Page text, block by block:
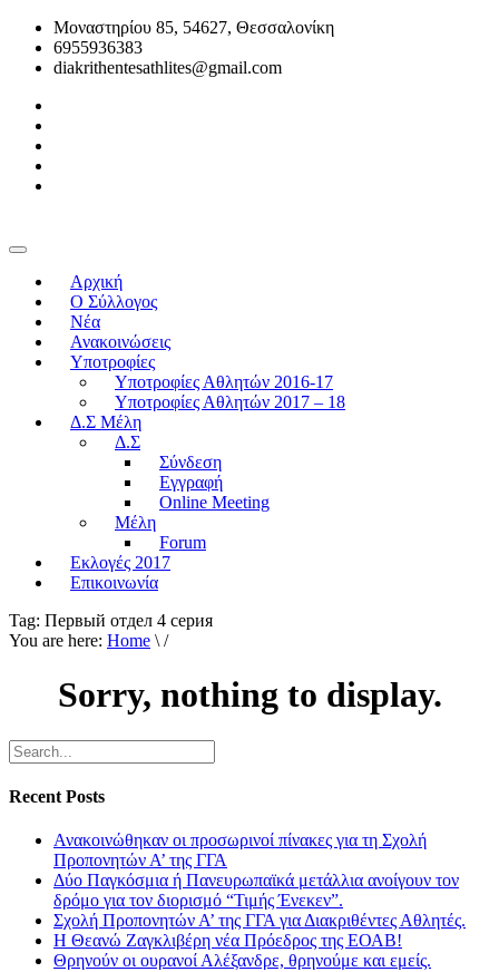
Μοναστηρίου 85, 54627, Θεσσαλονίκη
6955936383
diakrithentesathlites@gmail.com
Αρχική
O Σύλλογος
Νέα
Ανακοινώσεις
Υποτροφίες
Υποτροφίες Αθλητών 2016-17
Υποτροφίες Αθλητών 2017 – 18
Δ.Σ Μέλη
Δ.Σ
Σύνδεση
Εγγραφή
Online Meeting
Μέλη
Forum
Εκλογές 2017
Επικοινωνία
Tag: Первый отдел 4 серия
You are here: Home \ /
Sorry, nothing to display.
Recent Posts
Ανακοινώθηκαν οι προσωρινοί πίνακες για τη Σχολή
Προπονητών Α’ της ΓΓΑ
Δύο Παγκόσμια ή Πανευρωπαϊκά μετάλλια ανοίγουν τον
δρόμο για τον διορισμό “Τιμής Ένεκεν”.
Σχολή Προπονητών Α’ της ΓΓΑ για Διακριθέντες Αθλητές.
Η Θεανώ Ζαγκλιβέρη νέα Πρόεδρος της ΕΟΑΒ!
Θρηνούν οι ουρανοί Αλέξανδρε, θρηνούμε και εμείς.